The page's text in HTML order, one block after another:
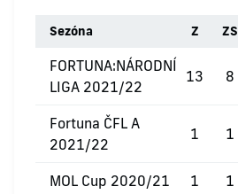
Sezóna Z ZS
FORTUNA:NÁRODNÍ
LIGA 2021/22
13 8
Fortuna ČFL A
2021/22
1 1
MOL Cup 2020/21 1 1